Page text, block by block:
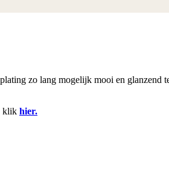
zo lang mogelijk mooi en glanzend
klik hier.